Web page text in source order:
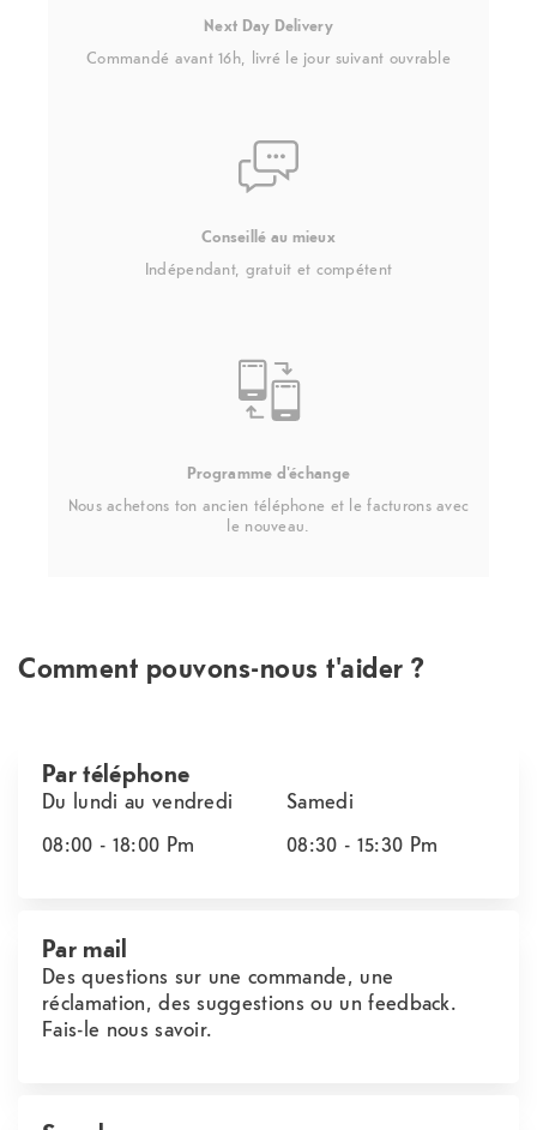
Next Day Delivery
Commandé avant 16h, livré le jour suivant ouvrable
Conseillé au mieux
Indépendant, gratuit et compétent
Programme d'échange
Nous achetons ton ancien téléphone et le facturons avec
le nouveau.
Comment pouvons-nous t'aider ?
Par téléphone
Du lundi au vendredi
08:00 - 18:00 Pm
Samedi
08:30 - 15:30 Pm
Par mail
Des questions sur une commande, une
réclamation, des suggestions ou un feedback.
Fais-le nous savoir.